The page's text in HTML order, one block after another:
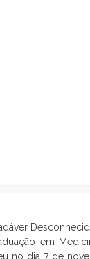
em
no dia 7 de